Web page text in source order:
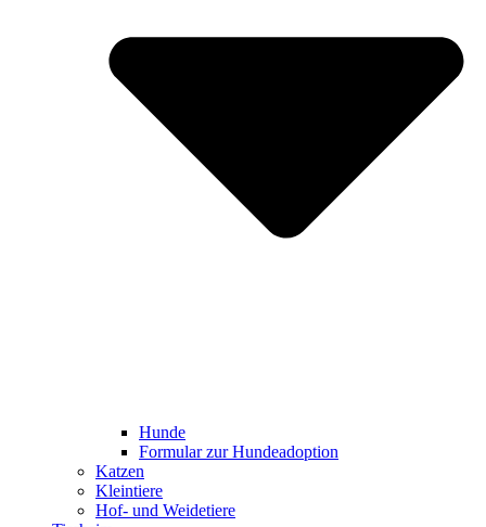
Hunde
Formular zur Hundeadoption
Katzen
Kleintiere
Hof- und Weidetiere